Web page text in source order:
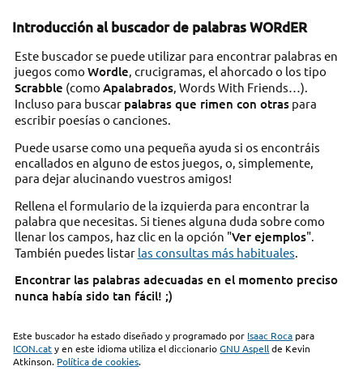
Introducción al buscador de palabras WORdER
Este buscador se puede utilizar para encontrar palabras en
juegos como Wordle, crucigramas, el ahorcado o los tipo
Scrabble (como Apalabrados, Words With Friends…).
Incluso para buscar palabras que rimen con otraspara
escribir poesías o canciones.
Puede usarse como una pequeña ayuda si os encontráis
encallados en alguno de estos juegos, o, simplemente,
para dejar alucinando vuestros amigos!
Rellena el formulario de la izquierda para encontrar la
palabra que necesitas. Si tienes alguna duda sobre como
llenar los campos, haz clic en la opción "Ver ejemplos".
También puedes listar las consultas más habituales
Encontrar las palabras adecuadas en el momento preciso
nunca había sido tan fácil! ;)
Este buscador ha estado diseñado y programado por Isaac Roca para
ICON.caty en este idioma utiliza el diccionarioGNU Aspellde Kevin
Atkinson. Política de cookies.